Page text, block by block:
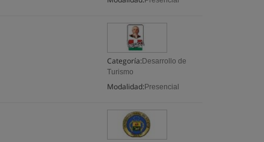
Categoría: Desarrollo de
Turismo
Modalidad: Presencial